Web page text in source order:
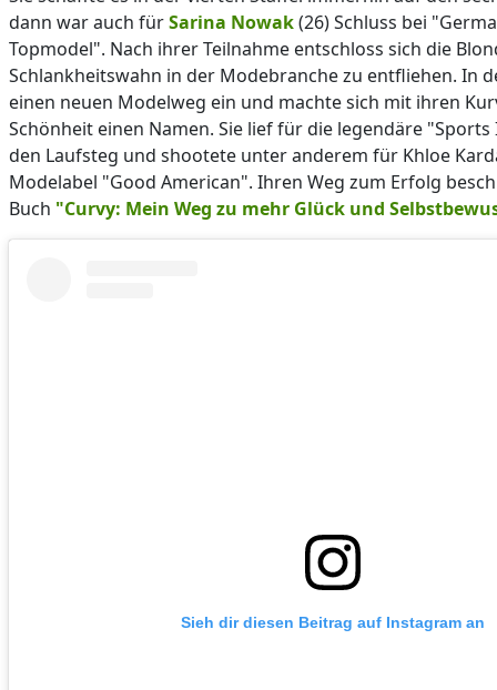
dann war auch fürSarina Nowak(26) Schluss bei
Topmodel". Nach ihrer Teilnahme entschloss sich die
Schlankheitswahn in der Modebranche zu entfliehen. In
einen neuen Modelweg ein und machte sich mit ihren
Schönheit einen Namen. Sie lief für die legendäre
den Laufsteg und shootete unter anderem für Khloe
Modelabel "Good American". Ihren Weg zum Erfolg
Buch "Curvy: Mein Weg zu mehr Glück und
Sieh dir diesen Beitrag auf Instagram an